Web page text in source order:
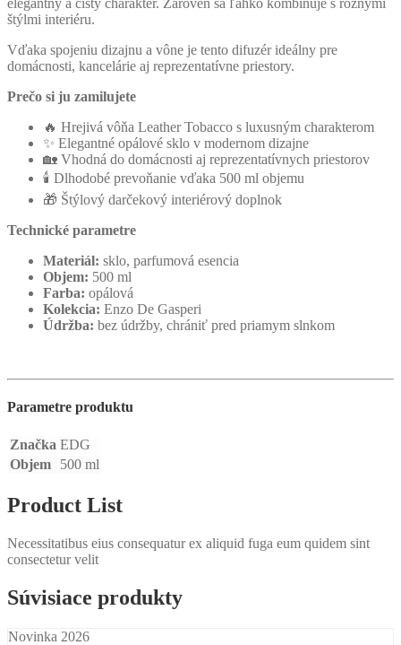
štýlmi interiéru.
Vďaka spojeniu dizajnu a vône je tento difuzér ideálny pre
domácnosti, kancelárie aj reprezentatívne priestory.
Prečo si ju zamilujete
🔥 Hrejivá vôňa Leather Tobacco s luxusným charakterom
✨ Elegantné opálové sklo v modernom dizajne
🏡 Vhodná do domácnosti aj reprezentatívnych priestorov
🕯️ Dlhodobé prevoňanie vďaka 500 ml objemu
🎁 Štýlový darčekový interiérový doplnok
Technické parametre
Materiál: sklo, parfumová esencia
Objem: 500 ml
Farba: opálová
Kolekcia: Enzo De Gasperi
Údržba: bez údržby, chrániť pred priamym slnkom
Parametre produktu
Značka EDG
Objem
500 ml
Product List
Necessitatibus eius consequatur ex aliquid fuga eum quidem sint
consectetur velit
Súvisiace produkty
Novinka 2026